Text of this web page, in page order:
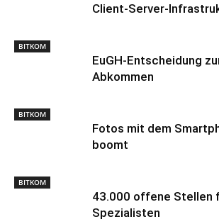
Client-Server-
BITKOM
EuGH-Entscheidung
Abkommen
BITKOM
Fotos mit dem
boomt
BITKOM
43.000 offene Stellen
Spezialisten